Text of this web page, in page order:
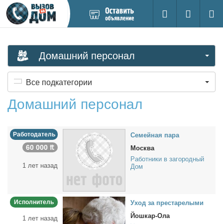
новое
Поиск
Вход на
Домашний персонал
Все подкатегории
Домашний персонал
Работодатель
60 000 ₶
1 лет назад
Се­мей­ная па­ра
Москва
Работники в загородный
Дом
Исполнитель
1 лет назад
Уход за пре­ста­ре­лы­ми
Йошкар-Ола